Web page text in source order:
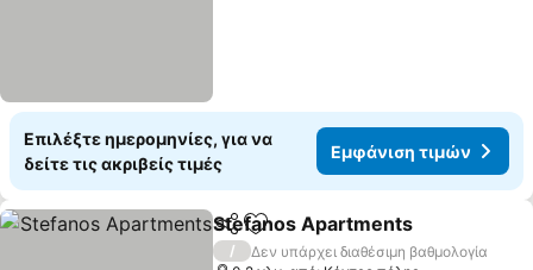
Επιλέξτε ημερομηνίες, για να
δείτε τις ακριβείς τιμές
Εμφάνιση τιμών
Κοινοποίηση
Προσθήκη στα αγαπημένα
Stefanos Apartments
/
Δεν υπάρχει διαθέσιμη βαθμολογία